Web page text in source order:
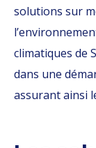
solutions sur
climatiques de
dans une
assurant ainsi